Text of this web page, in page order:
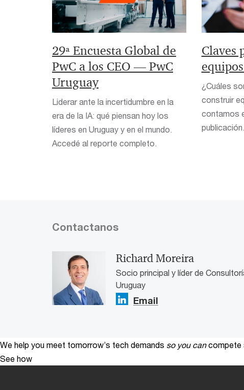
29ª Encuesta Global de
PwC a los CEO — PwC
Uruguay
Liderar ante la incertidumbre en la
era de la IA: qué piensan hoy los
líderes en Uruguay y en el mundo.
Accedé al reporte completo.
Claves
¿Cuáles
construir
contamos
publicación.
Contactanos
Richard Moreira
Socio principal y líder de
Uruguay
Email
We help you meet tomorrow’s tech demands so you can compete
See how